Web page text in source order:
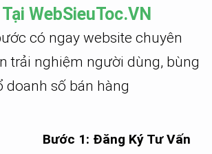
WebSieuToc.VN
có ngay website chuyên
trải nghiệm người dùng, bùng
doanh số bán hàng
Bước 1: Đăng Ký Tư Vấn